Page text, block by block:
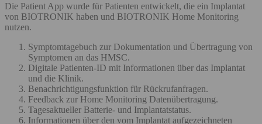
Die Patient App wurde für Patienten entwickelt, die ein Implantat
von BIOTRONIK haben und BIOTRONIK Home Monitoring
nutzen.
Symptomtagebuch zur Dokumentation und Übertragung von
Symptomen an das HMSC.
Digitale Patienten-ID mit Informationen über das Implantat
und die Klinik.
Benachrichtigungsfunktion für Rückrufanfragen.
Feedback zur Home Monitoring Datenübertragung.
Tagesaktueller Batterie- und Implantatstatus.
Informationen über den vom Implantat aufgezeichneten